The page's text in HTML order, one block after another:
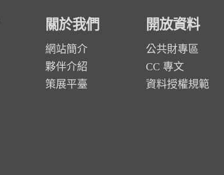
關於我們
網站簡介
夥伴介紹
策展平臺
開放資料
公共財專區
CC 專文
資料授權規範